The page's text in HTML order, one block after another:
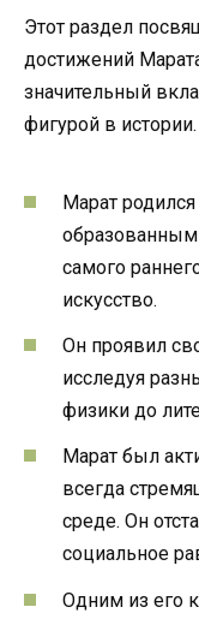
Этот раздел
достижений
значительный
фигурой в истории.
Марат
самого
искусство.
Он проявил
исследуя
физики до
Марат был
всегда
среде. Он
социальное
Одним из его